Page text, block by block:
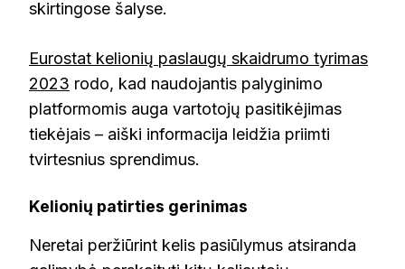
skirtingose šalyse.
Eurostat kelionių paslaugų skaidrumo tyrimas
2023 rodo, kad naudojantis palyginimo
platformomis auga vartotojų pasitikėjimas
tiekėjais – aiški informacija leidžia priimti
tvirtesnius sprendimus.
Kelionių patirties gerinimas
Neretai peržiūrint kelis pasiūlymus atsiranda